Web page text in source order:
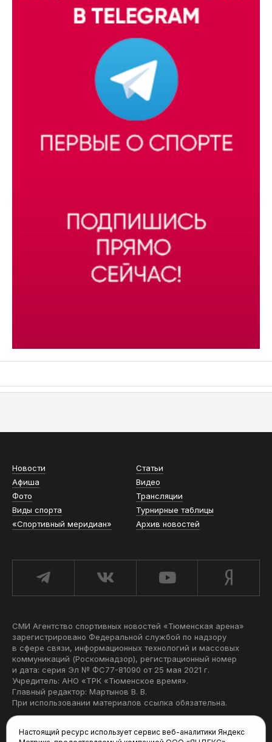
Новости
Статьи
Афиша
Видео
Фото
Трансляции
Виды спорта
Турнирные таблицы
«Спортивный меридиан»
Архив новостей
СМИ Агентство спортивных новостей «Тюменская арена»
зарегистрировано Федеральной службой по надзору
в сфере связи, информационных технологий и массовых
коммуникаций (Роскомнадзор), регистрационный номер
и дата: серия Эл № ФС77-81090 от 25 мая 2021 г.
Учредитель: АНО «ТРК «Тюменское время».
Главный редактор: Мартынов В. В.
При использовании материалов ссылка обязательна.
Настоящий ресурс использует сервис веб-аналитики Яндекс